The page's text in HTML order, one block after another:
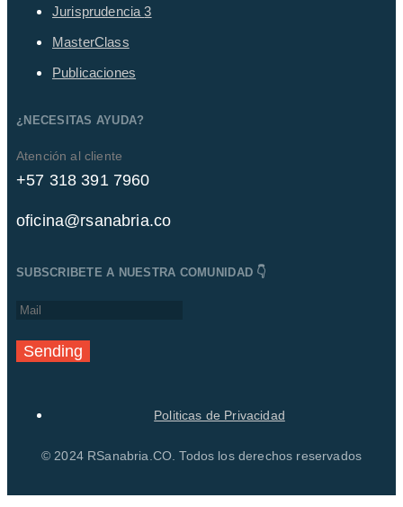
Jurisprudencia3
MasterClass
Publicaciones
¿NECESITAS AYUDA?
Atención al cliente
+57 318 391 7960
oficina@rsanabria.co
SUBSCRIBETE A NUESTRA COMUNIDAD 👇
Sending
Politicas de Privacidad
© 2024 RSanabria.CO. Todos los derechos reservados